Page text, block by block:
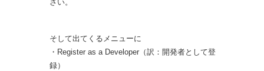
さい。
そして出てくるメニューに
・Register as a Developer（訳：開発者として登
録）